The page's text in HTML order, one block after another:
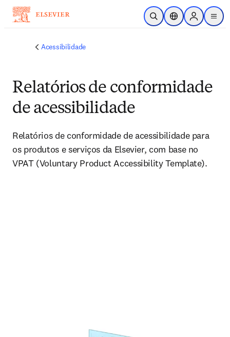
Ir para o conteúdo principal
Pesquisa aberta
Seletor deSign in to
menu
Acessibilidade
Relatórios de conformidade
de acessibilidade
Relatórios de conformidade de acessibilidade para
os produtos e serviços da Elsevier, com base no
VPAT (Voluntary Product Accessibility Template).